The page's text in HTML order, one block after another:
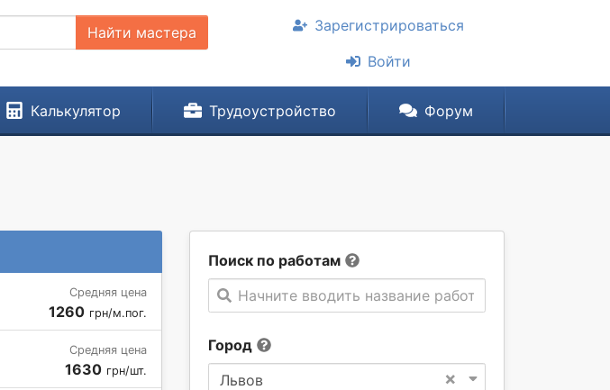
Найти мастера
Зарегистрироваться
Войти
Калькулятор Трудоустройство Форум
Поиск по работам
Начните вводить название работы
Город
×
Львов
Средняя цена
1260 грн/м.пог.
Средняя цена
1630 грн/шт.